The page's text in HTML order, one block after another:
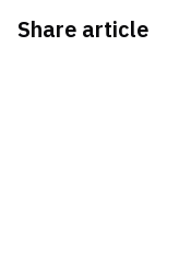
Share article